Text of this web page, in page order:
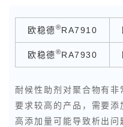
欧稳德®RA7910
欧稳德®RA7930
耐候性助剂对聚合物有
要求较高的产品，需要
高添加量可能导致析出